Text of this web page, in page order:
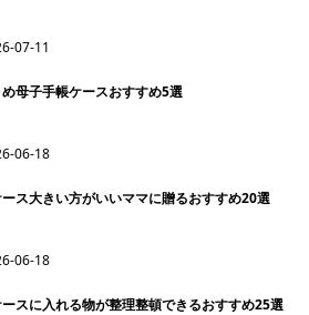
07-11
母子手帳ケースおすすめ5選
06-18
ス大きい方がいいママに贈るおすすめ20選
06-18
スに入れる物が整理整頓できるおすすめ25選